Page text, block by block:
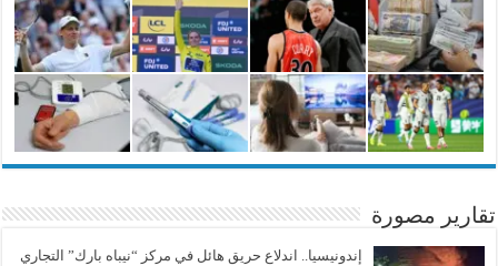
تقارير مصورة
إندونيسيا.. اندلاع حريق هائل في مركز “نيباه بارك” التجاري